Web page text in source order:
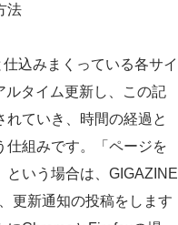
法
込みまくっている各サイ
ルタイム更新し、この記
ていき、時間の経過と
仕組みです。「ページを
いう場合は、GIGAZINE
更新通知の投稿をします